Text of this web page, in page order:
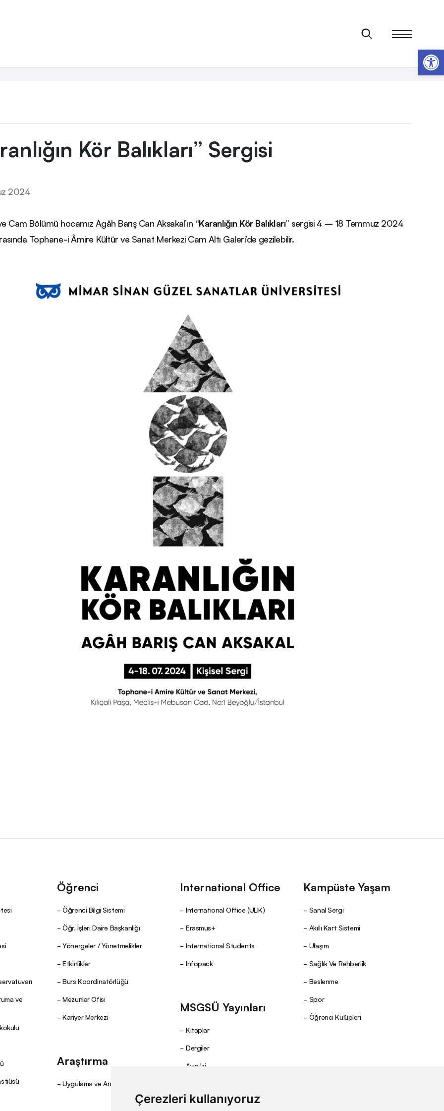
Çerezleri kullanıyoruz
Kör Balıkları” Sergisi
2024
Cam Bölümü hocamız Agâh Barış Can Aksakal’ın “Karanlığın Kör Balıkları” sergisi 4 – 18 Temmuz 2024
Tophane-i Âmire Kültür ve Sanat Merkezi Cam Altı Galeri’de gezilebilir.
ve
Öğrenci
Öğrenci Bilgi Sistemi
Öğr. İşleri Daire Başkanlığı
Yönergeler / Yönetmelikler
Etkinlikler
Burs Koordinatörlüğü
Mezunlar Ofisi
Kariyer Merkezi
Araştırma
Uygulama ve Araştırma Merkezleri
International Office
International Office (ULIK)
Erasmus+
International Students
Infopack
MSGSÜ Yayınları
Kitaplar
Dergiler
Ayın İzi
Kampüste Yaşam
Sanal Sergi
Akıllı Kart Sistemi
Ulaşım
Sağlık Ve Rehberlik
Beslenme
Spor
Öğrenci Kulüpleri